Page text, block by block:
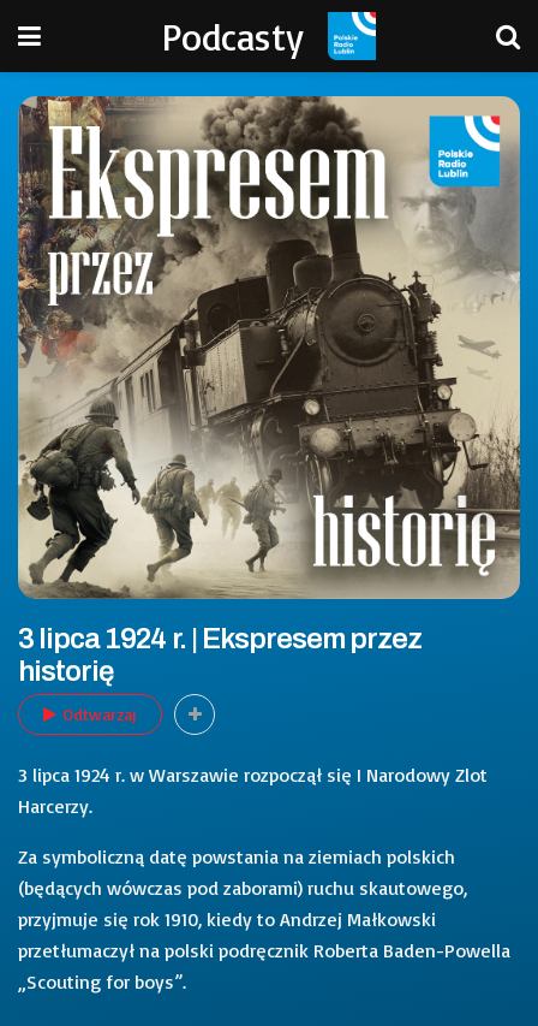
Podcasty
3 lipca 1924 r. | Ekspresem przez
historię
Odtwarzaj
3 lipca 1924 r. w Warszawie rozpoczął się I Narodowy Zlot
Harcerzy.
Za symboliczną datę powstania na ziemiach polskich
(będących wówczas pod zaborami) ruchu skautowego,
przyjmuje się rok 1910, kiedy to Andrzej Małkowski
przetłumaczył na polski podręcznik Roberta Baden-Powella
„Scouting for boys”.